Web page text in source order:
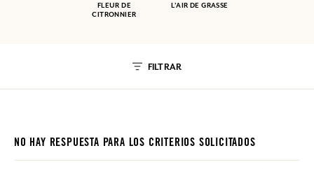
FLEUR DE
CITRONNIER
L'AIR DE GRASSE
FILTRAR
NO HAY RESPUESTA PARA LOS CRITERIOS SOLICITADOS